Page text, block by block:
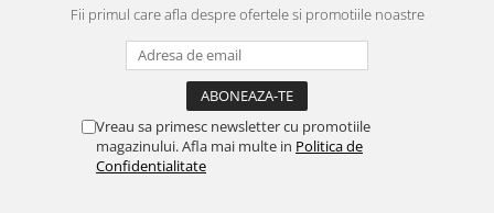
Fii primul care afla despre ofertele si promotiile noastre
Vreau sa primesc newsletter cu promotiile
magazinului. Afla mai multe in Politica de
Confidentialitate